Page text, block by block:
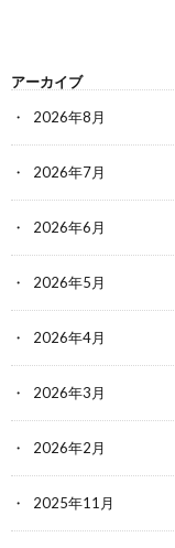
アーカイブ
2026年8月
2026年7月
2026年6月
2026年5月
2026年4月
2026年3月
2026年2月
2025年11月